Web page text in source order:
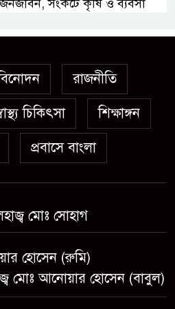
সংকটে কৃষি ও ব্যবসা
উদ্ধারে ডেভিড ইমনসহ ৫
নতুন গ্যাস কূপের খনন
মিলতে পারে দৈনিক ৫-৭
মিলিয়ন ঘনফুট গ্যাস
ধর্ষণের অভিযোগে সেনবাগে
সোনাতলা পৌরসভার উপ-সহকারী
প্রকৌশলীর বিরুদ্ধে সাংবাদিকের
অভিযোগ,তদন্তের আশ্বাস প্রশাসকের
রাজনীতি
চিকিৎসা
শিক্ষাঙ্গন
প্রবাসে বাংলা
মোঃ সোহাগ
হোসেন (রুমি)
মোঃ আনোয়ার হোসেন (বাবুল)